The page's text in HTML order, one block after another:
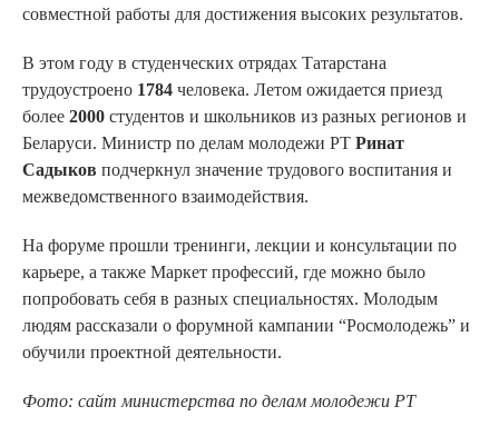
совместной работы для достижения высоких результатов.
В этом году в студенческих отрядах Татарстана
трудоустроено 1784 человека. Летом ожидается приезд
более 2000 студентов и школьников из разных регионов и
Беларуси. Министр по делам молодежи РТ Ринат
Садыков подчеркнул значение трудового воспитания и
межведомственного взаимодействия.
На форуме прошли тренинги, лекции и консультации по
карьере, а также Маркет профессий, где можно было
попробовать себя в разных специальностях. Молодым
людям рассказали о форумной кампании “Росмолодежь” и
обучили проектной деятельности.
Фото: сайт министерства по делам молодежи РТ